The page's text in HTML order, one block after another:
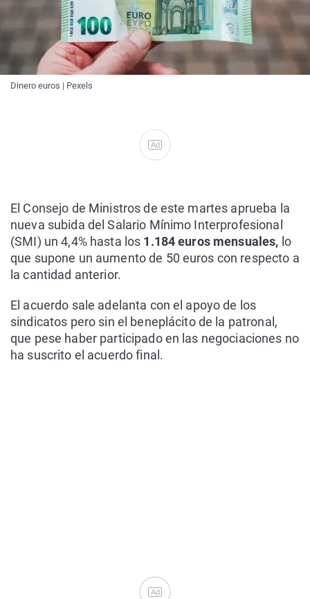
Dinero euros | Pexels
Ad
El Consejo de Ministros de este martes aprueba la
nueva subida del Salario Mínimo Interprofesional
(SMI) un 4,4% hasta los 1.184 euros mensuales, lo
que supone un aumento de 50 euros con respecto a
la cantidad anterior.
El acuerdo sale adelanta con el apoyo de los
sindicatos pero sin el beneplácito de la patronal,
que pese haber participado en las negociaciones no
ha suscrito el acuerdo final.
Ad